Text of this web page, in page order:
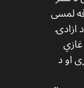
لمسی
ازادۍ
او د